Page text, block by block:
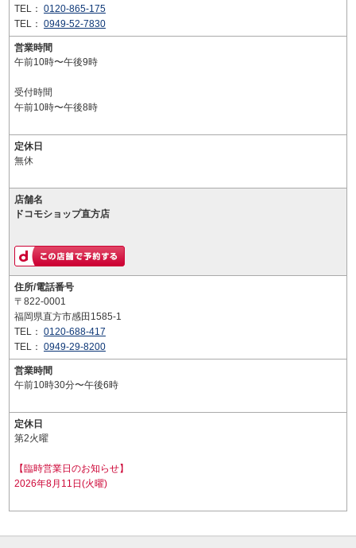
TEL： 0120-865-175
TEL： 0949-52-7830
営業時間
午前10時〜午後9時
受付時間
午前10時〜午後8時
定休日
無休
店舗名
ドコモショップ直方店
住所/電話番号
〒822-0001
福岡県直方市感田1585-1
TEL： 0120-688-417
TEL： 0949-29-8200
営業時間
午前10時30分〜午後6時
定休日
第2火曜
【臨時営業日のお知らせ】
2026年8月11日(火曜)